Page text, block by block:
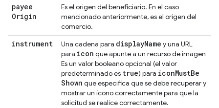
payee
Origin
Es el origen del beneficiario. En el caso
mencionado anteriormente, es el origen del
comercio.
instrument Una cadena para displayName y una URL
para icon que apunte a un recurso de imagen
Es un valor booleano opcional (el valor
predeterminado es true) para iconMustBe
Shown que especifica que se debe recuperar y
mostrar un ícono correctamente para que la
solicitud se realice correctamente.